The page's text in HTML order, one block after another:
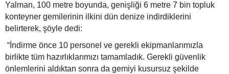
Yalman, 100 metre boyunda, genişliği 6 metre 7 bin topluk
konteyner gemilerinin ilkini dün denize indirdiklerini
belirterek, şöyle dedi:
“İndirme önce 10 personel ve gerekli ekipmanlarımızla
birlikte tüm hazırlıklarımızı tamamladık. Gerekli güvenlik
önlemlerini aldıktan sonra da gemiyi kusursuz şekilde